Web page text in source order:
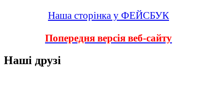
Наша сторінка у ФЕЙСБУК
Попередня версія веб-сайту
Наші друзі